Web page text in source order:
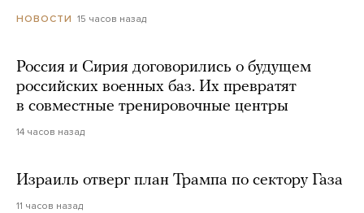
НОВОСТИ 15 часов назад
Россия и Сирия договорились о будущем
российских военных баз. Их превратят
в совместные тренировочные центры
14 часов назад
Израиль отверг план Трампа по сектору Газа
11 часов назад